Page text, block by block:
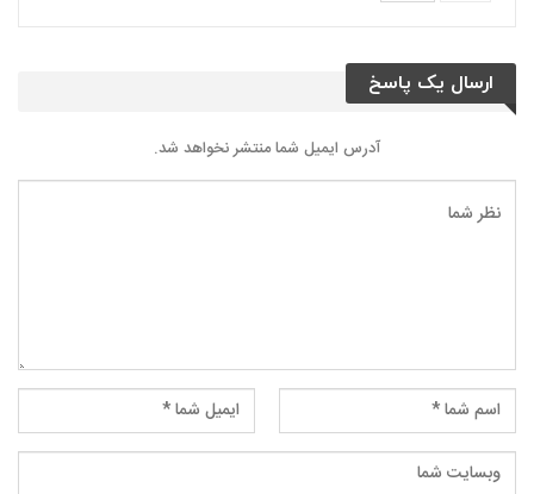
ارسال یک پاسخ
آدرس ایمیل شما منتشر نخواهد شد.